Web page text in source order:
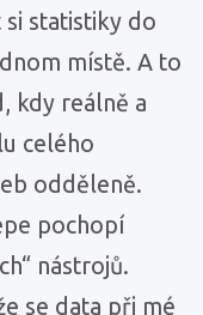
statistiky do
místě. A to
kdy reálně a
celého
odděleně.
pochopí
nástrojů.
se data při mé